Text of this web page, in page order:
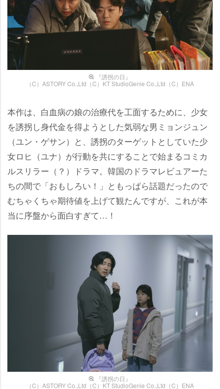
『誘拐の日』
（C）ASTORY Co.,Ltd（C）KT StudioGenie Co.,Ltd（C）ENA
本作は、白血病の娘の治療代を工面するために、少女
を誘拐し身代金を得ようとした気弱な男ミョンジュン
（ユン・ゲサン）と、誘拐のターゲットとしていた少
女ロヒ（ユナ）が行動を共にすることで始まるコミカ
ルスリラー（？）ドラマ。韓国のドラマレビュアーた
ちの間で「おもしろい！」ともっぱら話題だったので
むちゃくちゃ期待値を上げて観たんですが、これが本
当に序盤から面白すぎて…！
『誘拐の日』
（C）ASTORY Co.,Ltd（C）KT StudioGenie Co.,Ltd（C）ENA